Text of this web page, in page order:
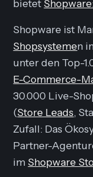
bietet
Shopware ist
Shopsystemen
unter den Top-
E-Commerce-
30.000 Live-
(Store Leads,
Zufall: Das
Partner-
im Shopware